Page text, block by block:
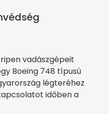
vadászgépeit
Boeing 748 típusú
légteréhez
időben a